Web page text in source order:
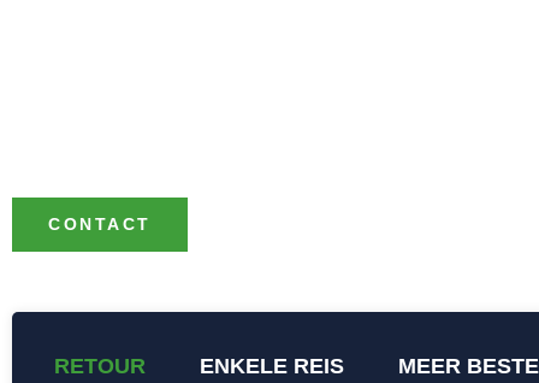
CONTACT
RETOUR ENKELE REIS MEER